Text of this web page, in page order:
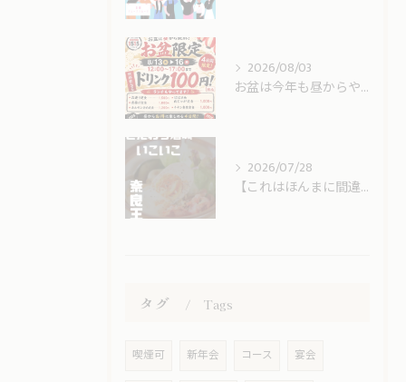
2026/08/03
お盆は今年も昼からやってます！！！！
2026/07/28
【これはほんまに間違いない🥔🥚🥓】
タグ Tags
喫煙可 新年会 コース 宴会